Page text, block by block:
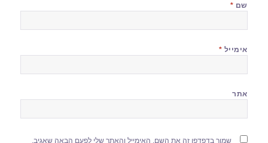
שם *
אימייל *
אתר
שמור בדפדפן זה את השם, האימייל והאתר שלי לפעם הבאה שאגיב.